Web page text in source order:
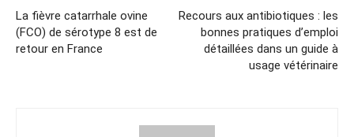
La fièvre catarrhale ovine
(FCO) de sérotype 8 est de
retour en France
Recours aux antibiotiques : les
bonnes pratiques d’emploi
détaillées dans un guide à
usage vétérinaire